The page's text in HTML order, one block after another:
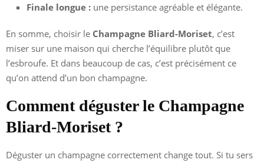
Finale longue : une persistance agréable et élégante.
En somme, choisir le Champagne Bliard-Moriset, c’est
miser sur une maison qui cherche l’équilibre plutôt que
l’esbroufe. Et dans beaucoup de cas, c’est précisément ce
qu’on attend d’un bon champagne.
Comment déguster le Champagne
Bliard-Moriset ?
Déguster un champagne correctement change tout. Si tu sers